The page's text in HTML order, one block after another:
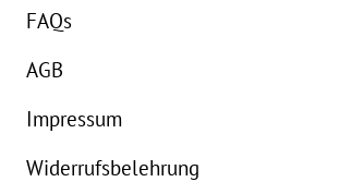
FAQs
AGB
Impressum
Widerrufsbelehrung